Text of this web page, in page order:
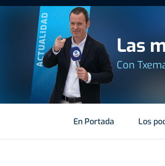
ACTUALIDAD Las
Con
En Portada Los